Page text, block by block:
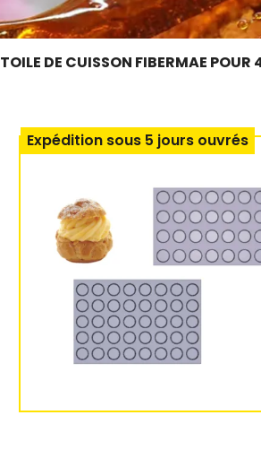
TOILE DE CUISSON FIBERMAE
Expédition sous 5 jours ouvrés